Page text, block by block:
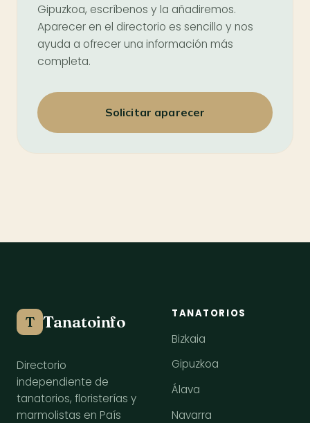
Gipuzkoa, escríbenos y la añadiremos.
Aparecer en el directorio es sencillo y nos
ayuda a ofrecer una información más
completa.
Solicitar aparecer
T Tanatoinfo
Directorio
independiente de
tanatorios, floristerías y
marmolistas en País
TANATORIOS
Bizkaia
Gipuzkoa
Álava
Navarra